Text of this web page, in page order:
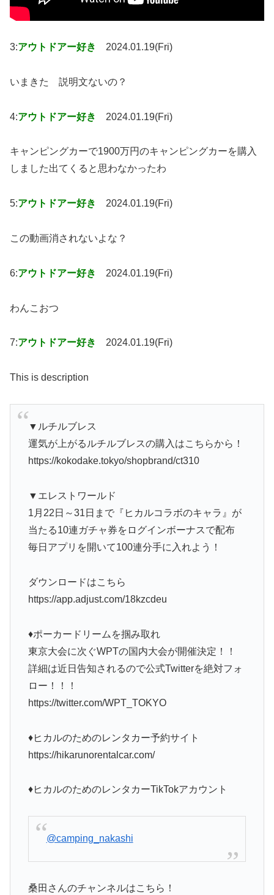
3:アウトドアー好き 2024.01.19(Fri)
いまきた 説明文ないの？
4:アウトドアー好き 2024.01.19(Fri)
キャンピングカーで1900万円のキャンピングカーを購入
しました出てくると思わなかったわ
5:アウトドアー好き 2024.01.19(Fri)
この動画消されないよな？
6:アウトドアー好き 2024.01.19(Fri)
わんこおつ
7:アウトドアー好き 2024.01.19(Fri)
This is description
▼ルチルブレス
運気が上がるルチルブレスの購入はこちらから！
https://kokodake.tokyo/shopbrand/ct310
▼エレストワールド
1月22日～31日まで『ヒカルコラボのキャラ』が
当たる10連ガチャ券をログインボーナスで配布
毎日アプリを開いて100連分手に入れよう！
ダウンロードはこちら
https://app.adjust.com/18kzcdeu
♦ポーカードリームを掴み取れ
東京大会に次ぐWPTの国内大会が開催決定！！
詳細は近日告知されるので公式Twitterを絶対フォ
ロー！！！
https://twitter.com/WPT_TOKYO
♦ヒカルのためのレンタカー予約サイト
https://hikarunorentalcar.com/
♦ヒカルのためのレンタカーTikTokアカウント
@camping_nakashi
桑田さんのチャンネルはこちら！